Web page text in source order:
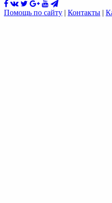
Помощь по сайту | Контакты |